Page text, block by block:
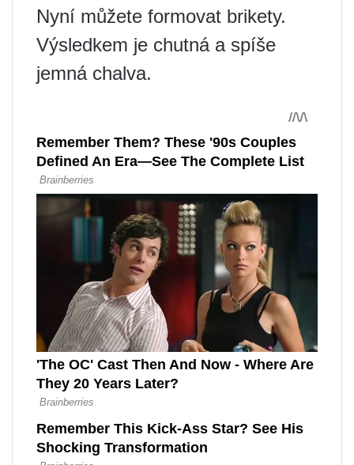
Nyní můžete formovat brikety.
Výsledkem je chutná a spíše
jemná chalva.